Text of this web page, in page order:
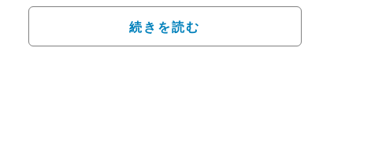
キックフェイントからの冷静過ぎるゴール
』のペルー版では、「日本との親善試
続きを読む